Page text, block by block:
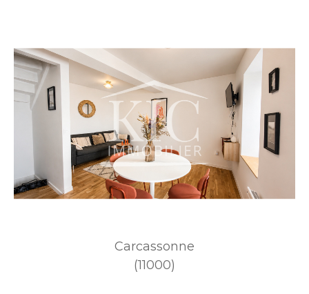
Carcassonne
(11000)